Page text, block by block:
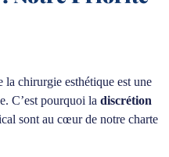
chirurgie esthétique est une
C’est pourquoi la discrétion
sont au cœur de notre charte